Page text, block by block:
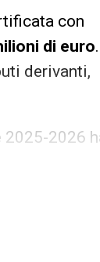
con
di euro.
derivanti,
2026